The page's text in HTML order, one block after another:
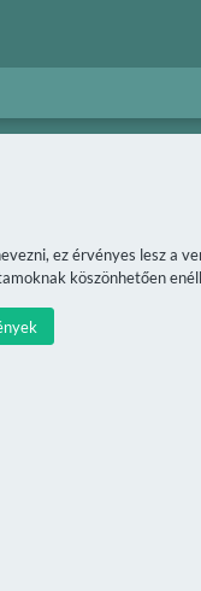
ez érvényes lesz a
köszönhetően